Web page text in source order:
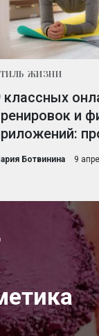
ЖИЗНИ
классных
и
Ботвинина 9